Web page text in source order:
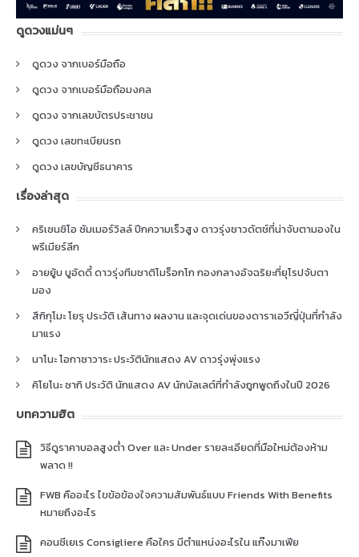
ดูดวงแม่นๆ
ดูดวง จากเบอร์มือถือ
ดูดวง จากเบอร์มือถือมงคล
ดูดวง จากเลขบัตรประชาชน
ดูดวง เลขทะเบียนรถ
ดูดวง เลขบัญชีธนาคาร
เรื่องล่าสุด
คริเซนซิโอ ซัมเมอร์วิลล์ ปีกความเร็วสูง ดาวรุ่งชาวดัตช์ที่น่าจับตามองใน
พรีเมียร์ลีก
อายยู้บ บูอัดดี้ ดาวรุ่งทีมชาติโมร็อกโก กองกลางอัจฉริยะที่ยุโรปจับตา
มอง
สึกิกุโมะ โยรุ ประวัติ เส้นทาง ผลงาน และจุดเด่นของดาราเอวีญี่ปุ่นที่กำลัง
มาแรง
นาโนะ โอกาซาวาระ ประวัตินักแสดง AV ดาวรุ่งพุ่งแรง
คิโยโนะ ซากิ ประวัติ นักแสดง AV นักบัลเลต์ที่กำลังถูกพูดถึงในปี 2026
บทความฮิต
วิธีดูราคาบอลสูงต่ำ Over และ Under รายละเอียดที่มือใหม่ต้องห้าม
พลาด !!
FWB คืออะไร ไขข้อข้องใจความสัมพันธ์แบบ Friends With Benefits
หมายถึงอะไร
คอนซีเยเร Consigliere คือใคร มีตำแหน่งอะไรใน แก๊งมาเฟีย